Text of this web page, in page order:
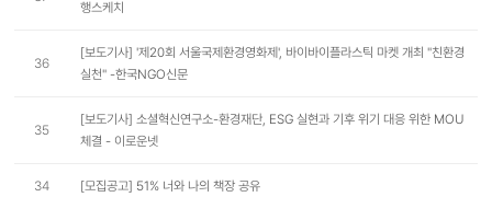
행스케치
36
[보도기사] '제20회 서울국제환경영화제', 바이바이플라스틱 마켓 개최 "친환경
실천" -한국NGO신문
35
[보도기사] 소셜혁신연구소-환경재단, ESG 실현과 기후 위기 대응 위한 MOU
체결 - 이로운넷
34 [모집공고] 51% 너와 나의 책장 공유